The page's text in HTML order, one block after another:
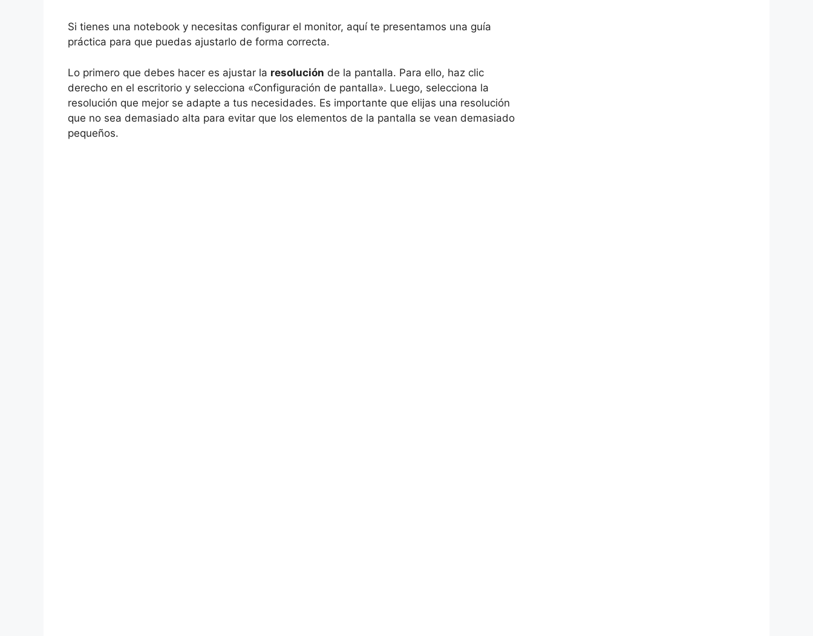
Si tienes una notebook y necesitas configurar el monitor, aquí te presentamos una guía
práctica para que puedas ajustarlo de forma correcta.
Lo primero que debes hacer es ajustar la resolución de la pantalla. Para ello, haz clic
derecho en el escritorio y selecciona «Configuración de pantalla». Luego, selecciona la
resolución que mejor se adapte a tus necesidades. Es importante que elijas una resolución
que no sea demasiado alta para evitar que los elementos de la pantalla se vean demasiado
pequeños.